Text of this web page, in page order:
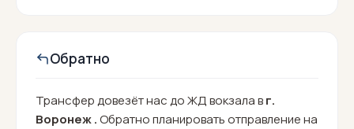
12:08
Обратно
Трансфер довезёт нас до ЖД вокзала вг.
Воронеж .Обратно планировать отправление на